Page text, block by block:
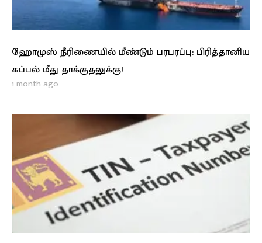
ஹோமுஸ் நீரிணையில் மீண்டும் பரபரப்பு: பிரித்தானிய
கப்பல் மீது தாக்குதலுக்கு!
1 month ago